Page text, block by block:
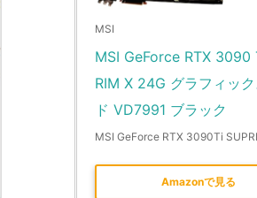
MSI
MSI GeForce RTX 3090
RIM X 24G グラフィッ
ド VD7991 ブラック
MSI GeForce RTX 3090Ti
Amazonで見る